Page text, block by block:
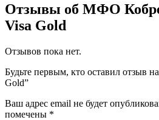
Отзывы об МФО
Visa Gold
Отзывов пока нет.
Будьте первым, кто оставил отзыв
Gold”
Ваш адрес email не будет
помечены *